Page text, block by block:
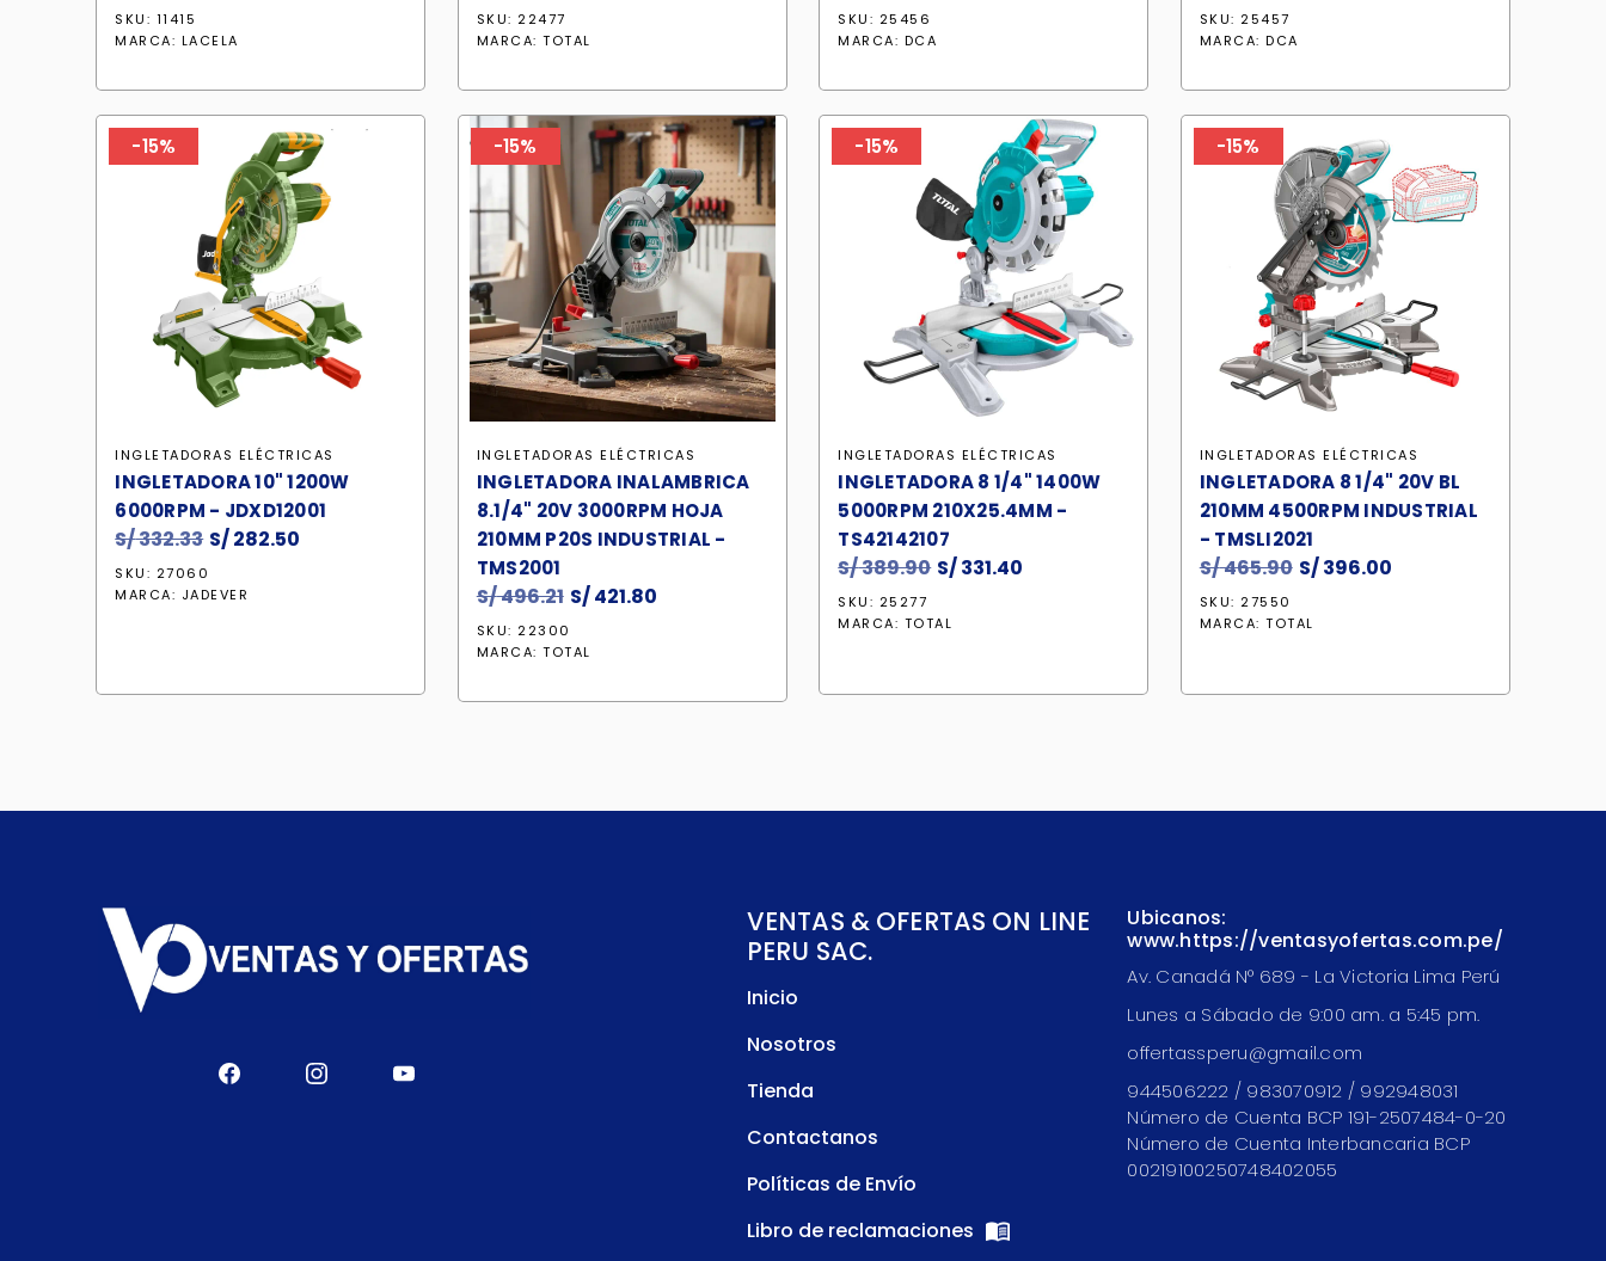
original
S/ 1,139.40.S/ 968.50.
SKU: 11415
MARCA: LACELA
original
S/ 639.90.S/ 543.90.
SKU: 22477
MARCA:TOTAL
S/ 538.90.S/ 458.10.
SKU: 25456
MARCA: DCA
original
S/ 679.75.S/ 577.70.
SKU: 25457
MARCA:DCA
-15%
INGLETADORAS ELÉCTRICAS
INGLETADORA 10" 1200W
6000RPM - JDXD12001
S/332.33 El
original
S/282.50
SKU: 27060
MARCA: JADEVER
-15%
INGLETADORAS ELÉCTRICAS
INGLETADORA INALAMBRICA
8.1/4" 20V 3000RPM HOJA
210MM P20S INDUSTRIAL -
TMS2001
S/496.21 El
original
S/ 496.21.
S/421.80
S/ 421.80.
SKU: 22300
MARCA:TOTAL
-15%
INGLETADORAS ELÉCTRICAS
INGLETADORA 8 1/4" 1400W
5000RPM 210X25.4MM -
TS42142107
S/389.90 El
original
S/331.40
SKU: 25277
MARCA: TOTAL
-15%
INGLETADORAS ELÉCTRICAS
INGLETADORA 8 1/4" 20V BL
210MM 4500RPM INDUSTRIAL
- TMSLI2021
S/465.90 El
original
S/396.00
SKU: 27550
MARCA:TOTAL
VENTAS & OFERTAS ON LINE
PERU SAC.
Inicio
Nosotros
Tienda
Contactanos
Políticas de Envío
Libro de reclamaciones
Ubicanos:
www.https://ventasyofertas.com.pe/
Av. Canadá N° 689 - La Victoria Lima Perú
Lunes a Sábado de 9:00 am. a 5:45 pm.
offertassperu@gmail.com
944506222 / 983070912 / 992948031
Número de Cuenta BCP 191-2507484-0-20
Número de Cuenta Interbancaria BCP
00219100250748402055